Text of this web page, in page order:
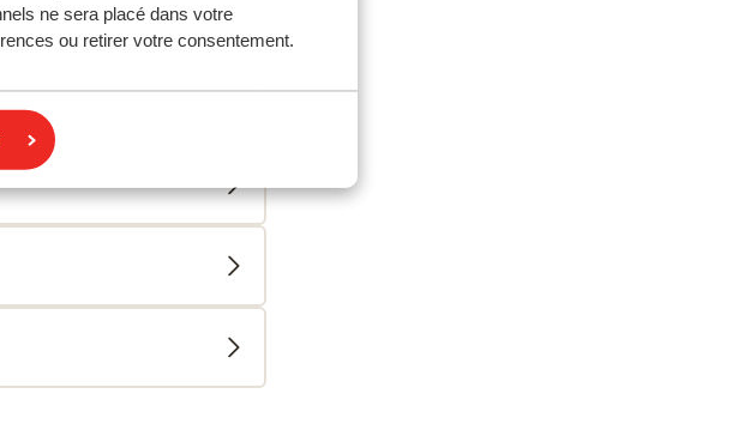
ne sera placé dans votre
ou retirer votre consentement.
mécaniques environ 300